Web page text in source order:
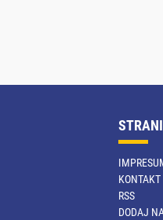
KONTAKT
RSS
DODAJ